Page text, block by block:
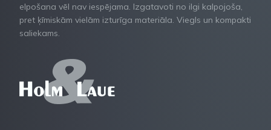
elpošana vēl nav iespējama. Izgatavoti no ilgi kalpojoša,
pret ķīmiskām vielām izturīga materiāla. Viegls un kompakti
saliekams.